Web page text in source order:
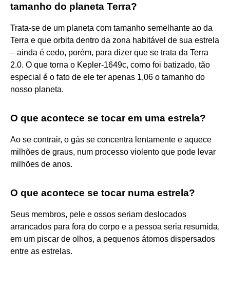
tamanho do planeta Terra?
Trata-se de um planeta com tamanho semelhante ao da
Terra e que orbita dentro da zona habitável de sua estrela
– ainda é cedo, porém, para dizer que se trata da Terra
2.0. O que torna o Kepler-1649c, como foi batizado, tão
especial é o fato de ele ter apenas 1,06 o tamanho do
nosso planeta.
O que acontece se tocar em uma estrela?
Ao se contrair, o gás se concentra lentamente e aquece
milhões de graus, num processo violento que pode levar
milhões de anos.
O que acontece se tocar numa estrela?
Seus membros, pele e ossos seriam deslocados
arrancados para fora do corpo e a pessoa seria resumida,
em um piscar de olhos, a pequenos átomos dispersados
entre as estrelas.